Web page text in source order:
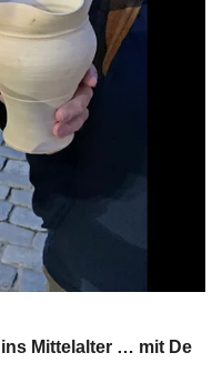
Mittelalter … mit De